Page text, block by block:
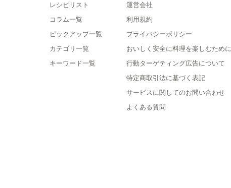
レシピリスト
コラム一覧
ピックアップ一覧
カテゴリ一覧
キーワード一覧
運営会社
利用規約
プライバシーポリシー
おいしく安全に料理を楽しむために
行動ターゲティング広告について
特定商取引法に基づく表記
サービスに関してのお問い合わせ
よくある質問